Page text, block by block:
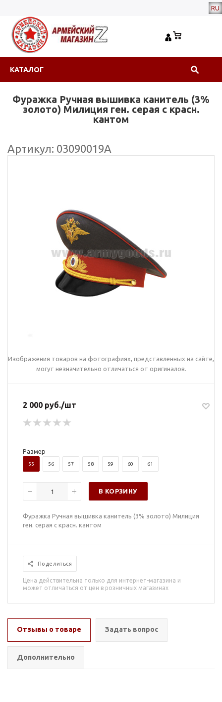
RU
КАТАЛОГ
Фуражка Ручная вышивка канитель (3%
золото) Милиция ген. серая с красн.
кантом
Артикул: 03090019А
Изображения товаров на фотографиях, представленных на сайте,
могут незначительно отличаться от оригиналов.
2 000 руб./шт
Размер
55 56 57 58 59 60 61
В КОРЗИНУ
Фуражка Ручная вышивка канитель (3% золото) Милиция
ген. серая с красн. кантом
Поделиться
Цена действительна только для интернет-магазина и
может отличаться от цен в розничных магазинах
Отзывы о товаре Задать вопрос
Дополнительно